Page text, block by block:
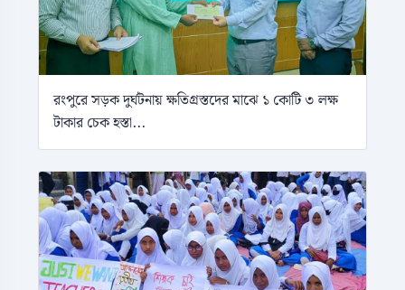
রংপুরে সড়ক দুর্ঘটনায় ক্ষতিগ্রস্তদের মাঝে ১ কোটি ৩ লক্ষ
টাকার চেক হস্তা...